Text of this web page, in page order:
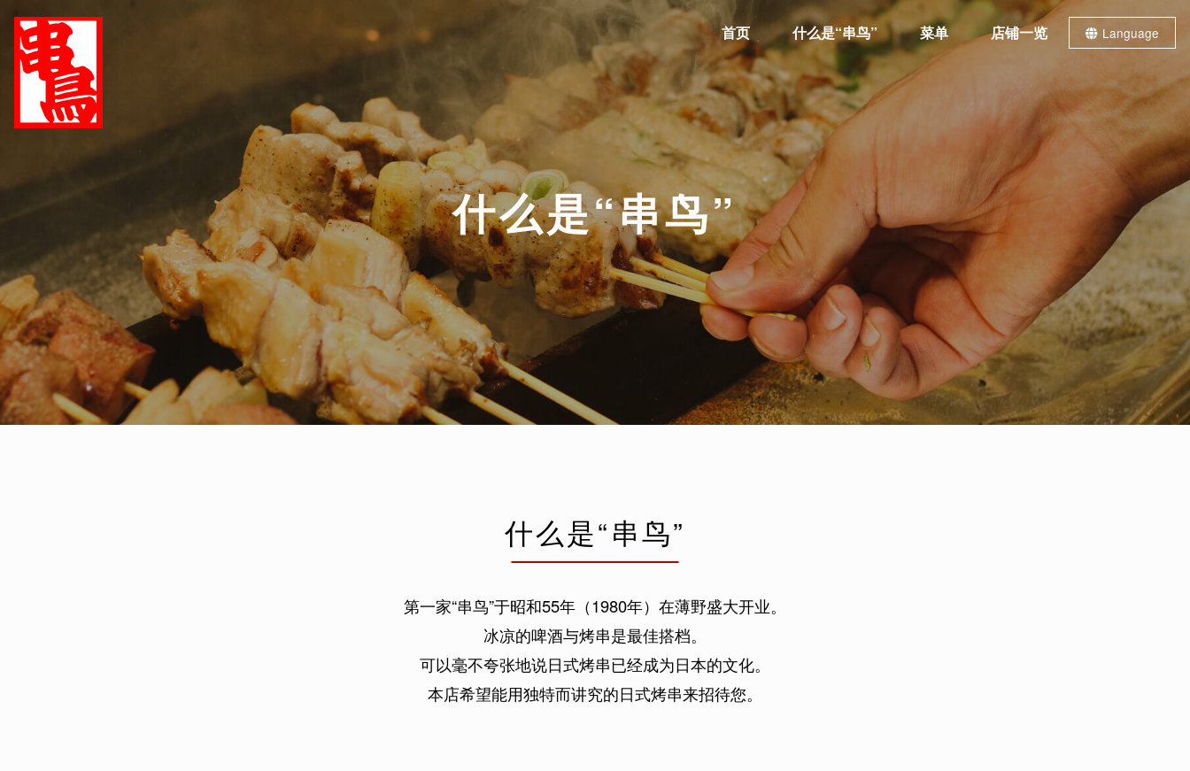
首页 什么是“串鸟” 菜单 店铺一览 Language
什么是“串鸟”
什么是“串鸟”
第一家“串鸟”于昭和55年（1980年）在薄野盛大开业。
冰凉的啤酒与烤串是最佳搭档。
可以毫不夸张地说日式烤串已经成为日本的文化。
本店希望能用独特而讲究的日式烤串来招待您。